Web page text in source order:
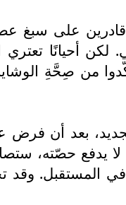
على سبغ
أحيانًا
من صِحَّةِ
بعد أن فرض
لا يدفع حصّته،
المستقبل. وقد